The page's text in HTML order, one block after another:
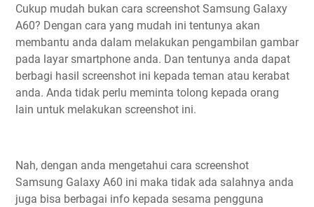
Cukup mudah bukan cara screenshot Samsung Galaxy
A60? Dengan cara yang mudah ini tentunya akan
membantu anda dalam melakukan pengambilan gambar
pada layar smartphone anda. Dan tentunya anda dapat
berbagi hasil screenshot ini kepada teman atau kerabat
anda. Anda tidak perlu meminta tolong kepada orang
lain untuk melakukan screenshot ini.
Nah, dengan anda mengetahui cara screenshot
Samsung Galaxy A60 ini maka tidak ada salahnya anda
juga bisa berbagai info kepada sesama pengguna